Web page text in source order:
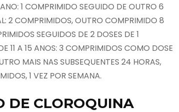
1 COMPRIMIDO SEGUIDO DE OUTRO 6
2 COMPRIMIDOS, OUTRO COMPRIMIDO 8
SEGUIDOS DE 2 DOSES DE 1
11 A 15 ANOS: 3 COMPRIMIDOS COMO DOSE
MAIS NAS SUBSEQUENTES 24 HORAS,
1 VEZ POR SEMANA.
DE CLOROQUINA